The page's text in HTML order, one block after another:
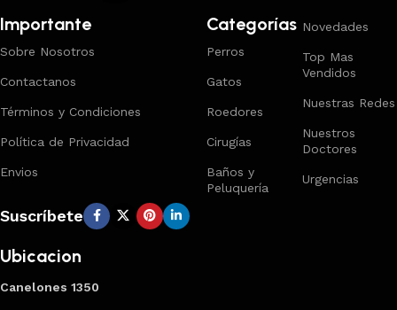
Importante
Sobre Nosotros
Contactanos
Términos y Condiciones
Política de Privacidad
Envios
Categorías
Perros
Gatos
Roedores
Cirugías
Baños y
Peluquería
Novedades
Top Mas
Vendidos
Nuestras Redes
Nuestros
Doctores
Urgencias
Suscríbete
Ubicacion
Canelones 1350